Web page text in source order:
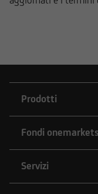
Prodotti
Fondi onemarkets
Servizi
emessi o
Succursale di
Gruppo
d'offerta.
L'accesso alle
pubblicati sul